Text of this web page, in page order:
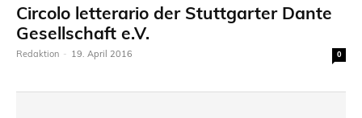
Circolo letterario der Stuttgarter Dante
Gesellschaft e.V.
Redaktion - 19. April 2016 0